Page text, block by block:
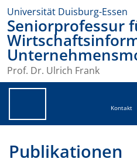
Universität Duisburg-Essen
Seniorprofessur
Prof. Dr. Ulrich Frank
Kontakt
Publikationen